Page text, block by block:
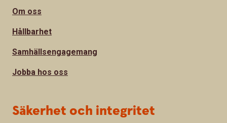
Om oss
Hållbarhet
Samhällsengagemang
Jobba hos oss
Säkerhet och integritet